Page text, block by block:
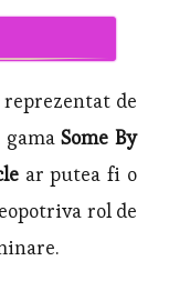
de
gamaSome By
ar putea fi o
rol de